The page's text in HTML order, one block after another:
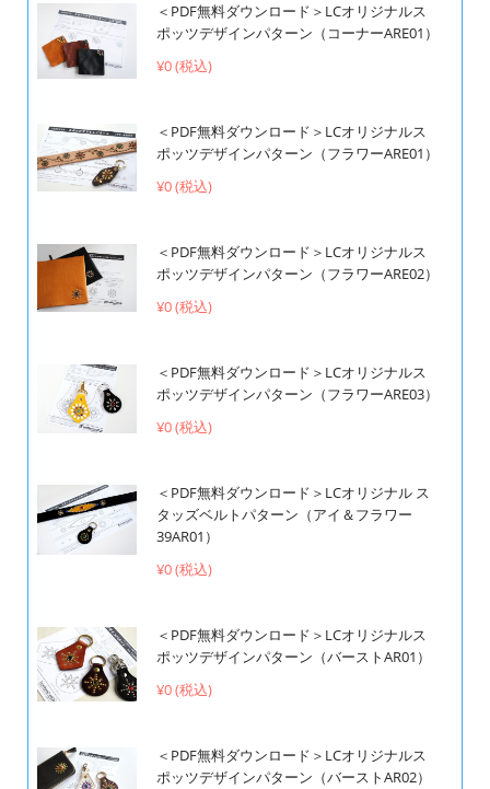
＜PDF無料ダウンロード＞LCオリジナルス
ポッツデザインパターン（コーナーARE01）
¥0 (税込)
＜PDF無料ダウンロード＞LCオリジナルス
ポッツデザインパターン（フラワーARE01）
¥0 (税込)
＜PDF無料ダウンロード＞LCオリジナルス
ポッツデザインパターン（フラワーARE02）
¥0 (税込)
＜PDF無料ダウンロード＞LCオリジナルス
ポッツデザインパターン（フラワーARE03）
¥0 (税込)
＜PDF無料ダウンロード＞LCオリジナル ス
タッズベルトパターン（アイ＆フラワー
39AR01）
¥0 (税込)
＜PDF無料ダウンロード＞LCオリジナルス
ポッツデザインパターン（バーストAR01）
¥0 (税込)
＜PDF無料ダウンロード＞LCオリジナルス
ポッツデザインパターン（バーストAR02）